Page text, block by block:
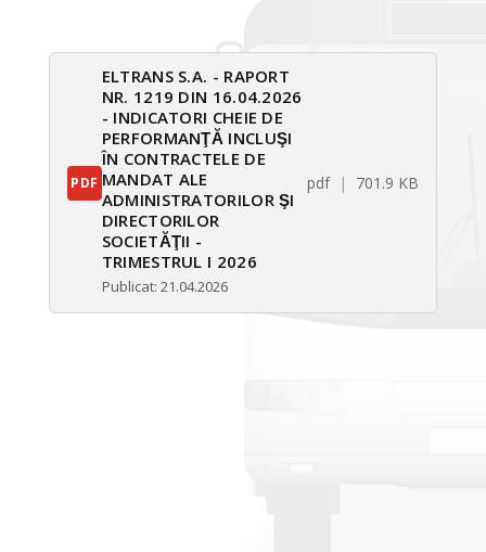
PDF
ELTRANS S.A. - RAPORT
NR. 1219 DIN 16.04.2026
- INDICATORI CHEIE DE
PERFORMANŢĂ INCLUŞI
ÎN CONTRACTELE DE
MANDAT ALE
ADMINISTRATORILOR ŞI
DIRECTORILOR
SOCIETĂŢII -
TRIMESTRUL I 2026
Publicat: 21.04.2026
pdf 701.9 KB